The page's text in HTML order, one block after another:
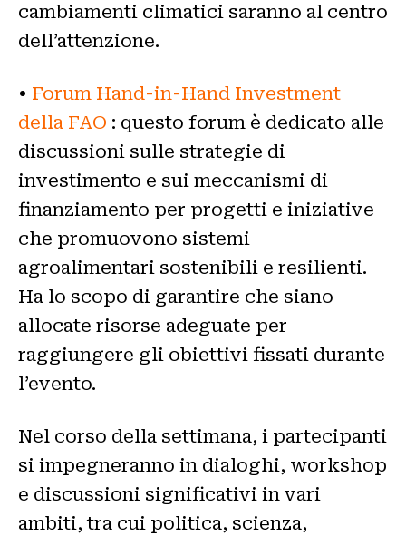
cambiamenti climatici saranno al centro
dell’attenzione.
• Forum Hand-in-Hand Investment
della FAO : questo forum è dedicato alle
discussioni sulle strategie di
investimento e sui meccanismi di
finanziamento per progetti e iniziative
che promuovono sistemi
agroalimentari sostenibili e resilienti.
Ha lo scopo di garantire che siano
allocate risorse adeguate per
raggiungere gli obiettivi fissati durante
l’evento.
Nel corso della settimana, i partecipanti
si impegneranno in dialoghi, workshop
e discussioni significativi in ​​vari
ambiti, tra cui politica, scienza,